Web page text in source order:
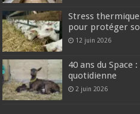
Stress
pour protéger
12 juin 2026
40 ans du
quotidienne
2 juin 2026